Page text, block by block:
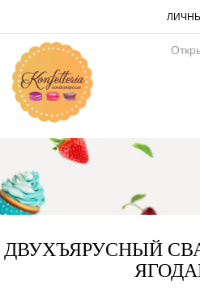
ДВУХЪЯРУСНЫЙ